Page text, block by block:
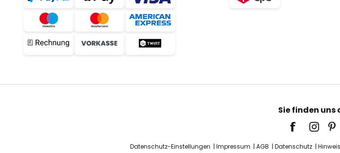
Sie finden uns
Datenschutz-Einstellungen Impressum AGB Datenschutz